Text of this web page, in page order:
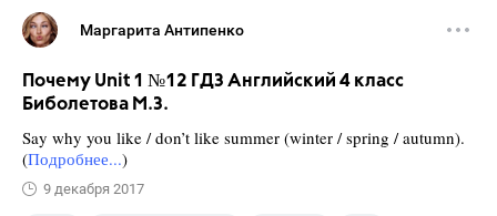
Маргарита Антипенко
Почему Unit 1 №12 ГДЗ Английский 4 класс
Биболетова М.З.
Say why you like / don’t like summer (winter / spring / autumn).
(Подробнее...)
9 декабря 2017